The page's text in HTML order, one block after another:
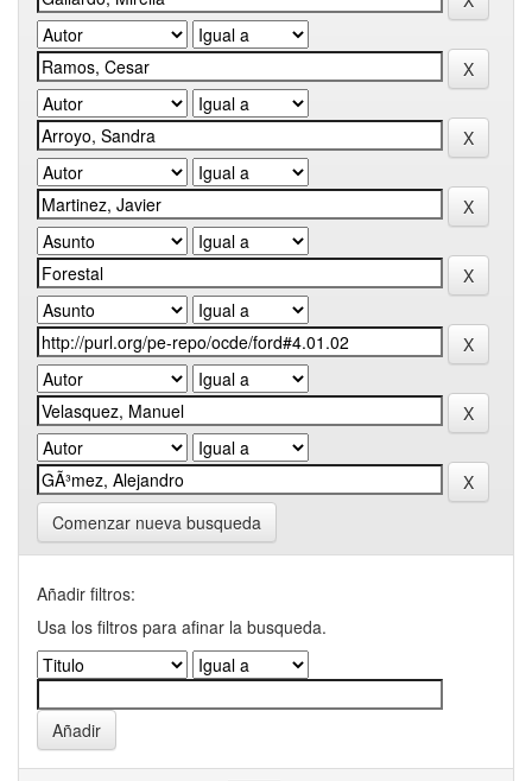
Comenzar nueva busqueda
Añadir filtros:
Usa los filtros para afinar la busqueda.